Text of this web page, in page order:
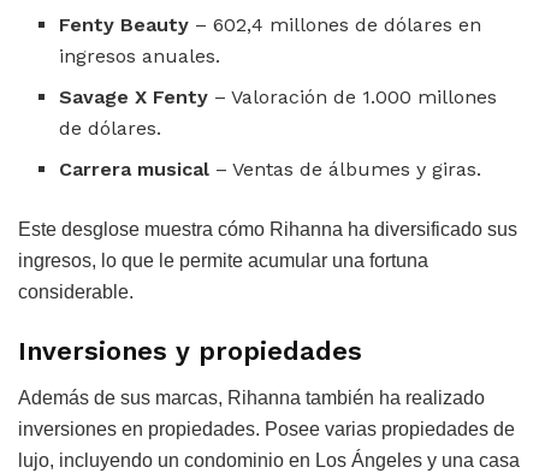
Fenty Beauty – 602,4 millones de dólares en
ingresos anuales.
Savage X Fenty – Valoración de 1.000 millones
de dólares.
Carrera musical – Ventas de álbumes y giras.
Este desglose muestra cómo Rihanna ha diversificado sus
ingresos, lo que le permite acumular una fortuna
considerable.
Inversiones y propiedades
Además de sus marcas, Rihanna también ha realizado
inversiones en propiedades. Posee varias propiedades de
lujo, incluyendo un condominio en Los Ángeles y una casa